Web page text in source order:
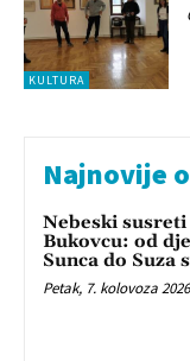
KULTURA
Najnovije
Nebeski
Bukovcu: od
Sunca do Suza
Petak, 7. kolovoza